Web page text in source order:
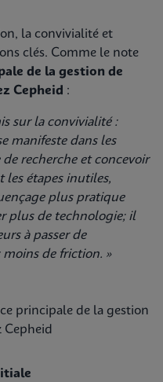
la convivialité et
clés. Comme le note
de la gestion de
Cepheid :
sur la convivialité :
manifeste dans les
recherche et concevoir
les étapes inutiles,
plus pratique
plus de technologie; il
à passer de
moins de friction. »